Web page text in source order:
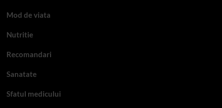
Mod de viata
Nutritie
Recomandari
Sanatate
Sfatul medicului